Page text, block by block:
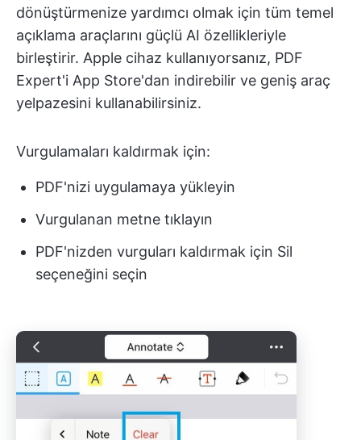
dönüştürmenize yardımcı olmak için tüm temel
açıklama araçlarını güçlü AI özellikleriyle
birleştirir. Apple cihaz kullanıyorsanız, PDF
Expert'i App Store'dan indirebilir ve geniş araç
yelpazesini kullanabilirsiniz.
Vurgulamaları kaldırmak için:
PDF'nizi uygulamaya yükleyin
Vurgulanan metne tıklayın
PDF'nizden vurguları kaldırmak için Sil
seçeneğini seçin